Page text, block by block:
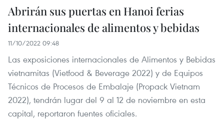
Abrirán sus puertas en Hanoi ferias
internacionales de alimentos y bebidas
11/10/2022 09:48
Las exposiciones internacionales de Alimentos y Bebidas
vietnamitas (Vietfood & Beverage 2022) y de Equipos
Técnicos de Procesos de Embalaje (Propack Vietnam
2022), tendrán lugar del 9 al 12 de noviembre en esta
capital, reportaron fuentes oficiales.